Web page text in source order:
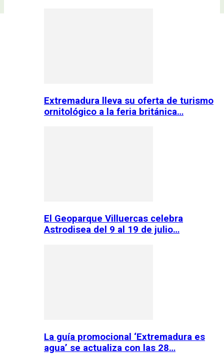
Extremadura lleva su oferta de turismo
ornitológico a la feria británica…
El Geoparque Villuercas celebra
Astrodisea del 9 al 19 de julio…
La guía promocional ‘Extremadura es
agua’ se actualiza con las 28…